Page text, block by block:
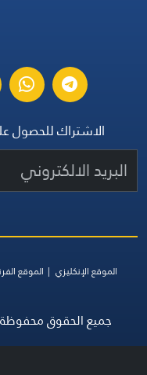
الاشتراك
الموقع الإنكليزي الموقع
جميع الحقوق محفوظة |